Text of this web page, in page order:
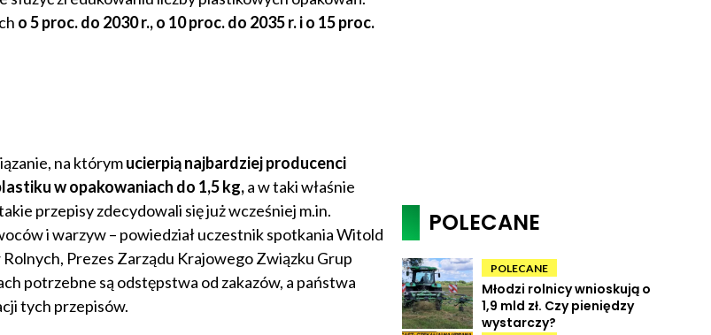
o 5 proc. do 2030 r., o 10 proc. do 2035 r. i o 15 proc.
na którymucierpią najbardziej producenci
w opakowaniach do 1,5 kg,a w taki właśnie
przepisy zdecydowali się już wcześniej m.in.
i warzyw – powiedział uczestnik spotkania Witold
Prezes Zarządu Krajowego Związku Grup
potrzebne są odstępstwa od zakazów, a państwa
tych przepisów.
POLECANE
POLECANE
Młodzi rolnicy wnioskują o
1,9 mld zł. Czy pieniędzy
wystarczy?